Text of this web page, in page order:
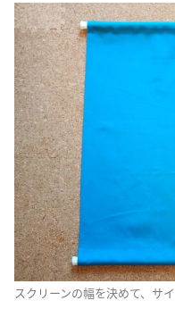
スクリーンの幅を決めて、サ